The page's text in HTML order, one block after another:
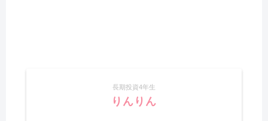
長期投資4年生
りんりん